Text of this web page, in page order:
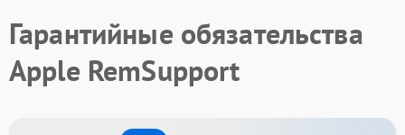
Гарантийные обязательства
Apple RemSupport